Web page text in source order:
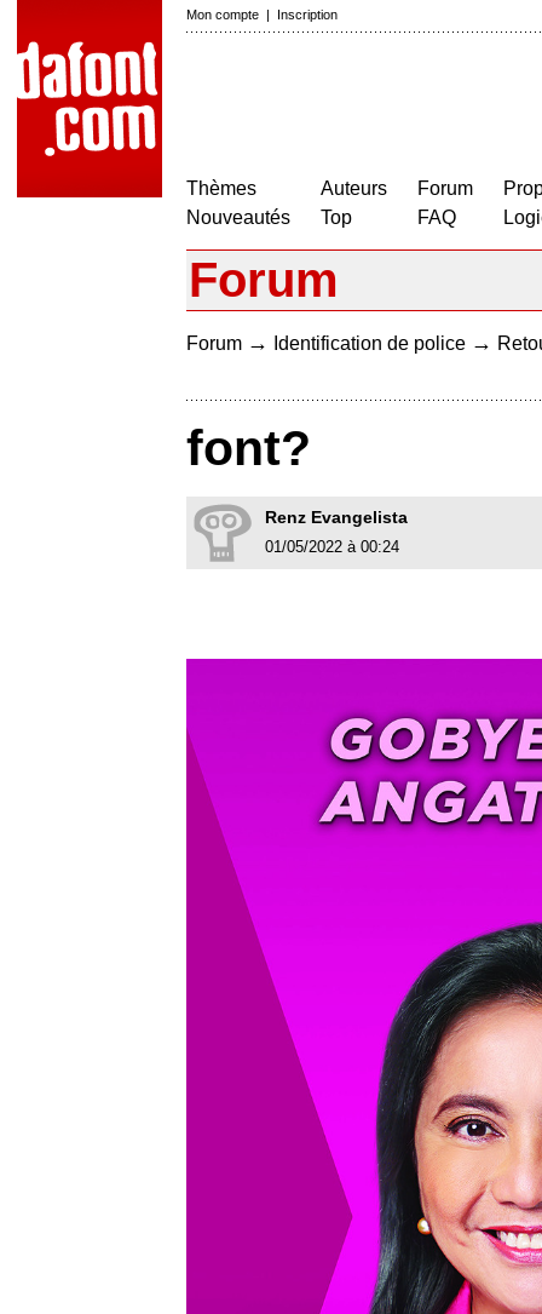
Mon compte | Inscription
Thèmes
Nouveautés
Auteurs
Top
Forum
FAQ
Forum
Forum → Identification de police →
font?
Renz Evangelista
01/05/2022 à 00:24